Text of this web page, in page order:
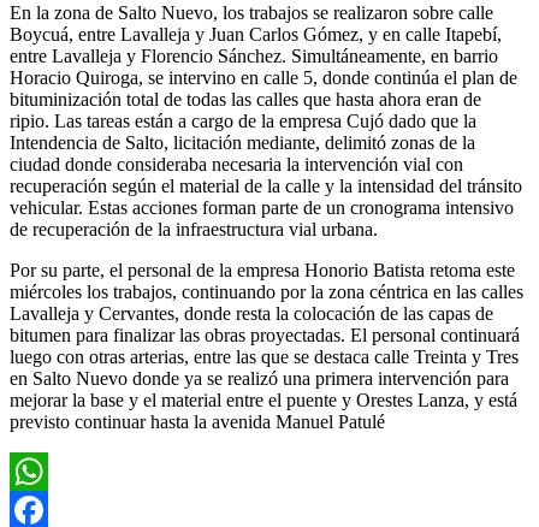
En la zona de Salto Nuevo, los trabajos se realizaron sobre calle
Boycuá, entre Lavalleja y Juan Carlos Gómez, y en calle Itapebí,
entre Lavalleja y Florencio Sánchez. Simultáneamente, en barrio
Horacio Quiroga, se intervino en calle 5, donde continúa el plan de
bituminización total de todas las calles que hasta ahora eran de
ripio. Las tareas están a cargo de la empresa Cujó dado que la
Intendencia de Salto, licitación mediante, delimitó zonas de la
ciudad donde consideraba necesaria la intervención vial con
recuperación según el material de la calle y la intensidad del tránsito
vehicular. Estas acciones forman parte de un cronograma intensivo
de recuperación de la infraestructura vial urbana.
Por su parte, el personal de la empresa Honorio Batista retoma este
miércoles los trabajos, continuando por la zona céntrica en las calles
Lavalleja y Cervantes, donde resta la colocación de las capas de
bitumen para finalizar las obras proyectadas. El personal continuará
luego con otras arterias, entre las que se destaca calle Treinta y Tres
en Salto Nuevo donde ya se realizó una primera intervención para
mejorar la base y el material entre el puente y Orestes Lanza, y está
previsto continuar hasta la avenida Manuel Patulé
WhatsApp